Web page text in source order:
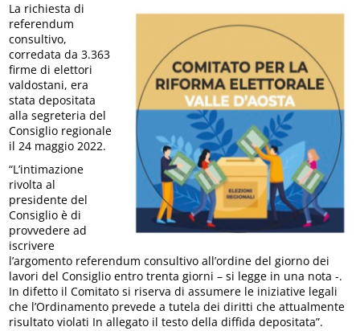
La richiesta di
referendum
consultivo,
corredata da 3.363
firme di elettori
valdostani, era
stata depositata
alla segreteria del
Consiglio regionale
il 24 maggio 2022.
“L’intimazione
rivolta al
presidente del
Consiglio è di
provvedere ad
iscrivere
l’argomento referendum consultivo all’ordine del giorno dei
lavori del Consiglio entro trenta giorni – si legge in una nota -.
In difetto il Comitato si riserva di assumere le iniziative legali
che l’Ordinamento prevede a tutela dei diritti che attualmente
risultato violati In allegato il testo della diffida depositata”.